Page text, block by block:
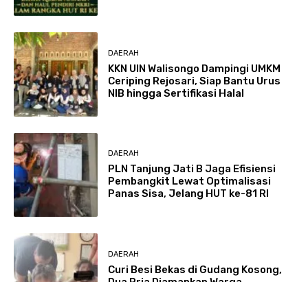
DAERAH
KKN UIN Walisongo Dampingi UMKM
Ceriping Rejosari, Siap Bantu Urus
NIB hingga Sertifikasi Halal
DAERAH
PLN Tanjung Jati B Jaga Efisiensi
Pembangkit Lewat Optimalisasi
Panas Sisa, Jelang HUT ke-81 RI
DAERAH
Curi Besi Bekas di Gudang Kosong,